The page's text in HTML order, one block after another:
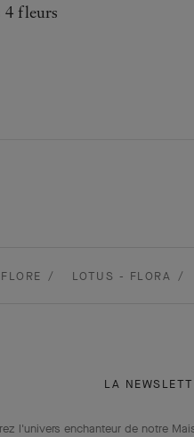
4 fleurs
FLORE LOTUS - FLORA
LA
l'univers enchanteur de notre